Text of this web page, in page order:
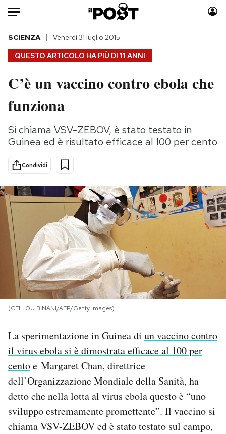
Auto
HOME
Italia
Politica
Tecnologia
Internet
Scienza
Cultura
Economia
Sport
Moda
Storie/Idee
Ok Boomer!
Altrecose
Mondiali calcio 2026
PODCAST
NEWSLETTER
I MIEI PREFERITI
SHOP
CALENDARIO
AREA PERSONALE
QUESTO ARTICOLO HA PIÙ DI 11 ANNI
SCIENZA Venerdì 31 luglio 2015
C’è un vaccino contro ebola che
funziona
Si chiama VSV-ZEBOV, è stato testato in
Guinea ed è risultato efficace al 100 per cento
Condividi
(CELLOU BINANI/AFP/Getty Images)
La sperimentazione in Guinea di un vaccino contro
il virus ebola si è dimostrata efficace al 100 per
centoe Margaret Chan, direttrice
dell’Organizzazione Mondiale della Sanità, ha
detto che nella lotta al virus ebola questo è “uno
sviluppo estremamente promettente”. Il vaccino si
chiama VSV-ZEBOV ed è stato testato sul campo,